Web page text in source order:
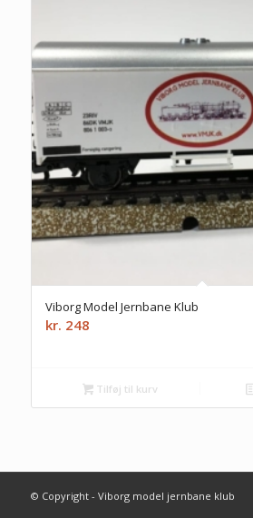
Viborg Model Jernbane Klub
kr. 248
Tilføj til kurv
© Copyright - Viborg model jernbane klub